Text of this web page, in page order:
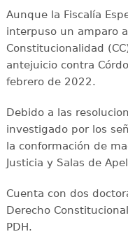
Aunque la Fiscalía
interpuso un amparo
Constitucionalidad
antejuicio contra
febrero de 2022.
Debido a las
investigado por los
la conformación de
Justicia y Salas de
Cuenta con dos
Derecho
PDH.